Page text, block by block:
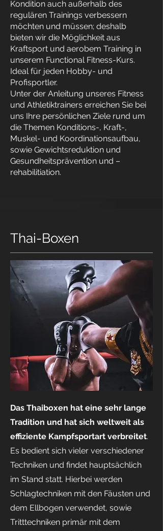
Kondition auch außerhalb des
regulären Trainings verbessern
möchten und müssen; deshalb
bieten wir die Möglichkeit aus
Kraftsport und aerobem Training in
unserem Functional Fitness-Kurs.
Ideal für jeden Hobby- und
Profisportler.
Unter der Anleitung unseres Fitness
und Athletiktrainers erreichen Sie bei
uns Ihre persönlichen Ziele rund um
die Themen Konditions-, Kraft-,
Muskel- und Koordinationsaufbau,
sowie Gewichtsreduktion und
Gesundheitsprävention und –
rehabilitiation.
Thai-Boxen
Das Thaiboxen hat eine sehr lange
Tradition und hat sich weltweit als
effiziente Kampfsportart verbreitet.
Es bedient sich vieler verschiedener
Techniken und findet hauptsächlich
im Stand statt. Hierbei werden
Schlagtechniken mit den Fäusten und
dem Ellbogen verwendet, sowie
Tritttechniken primär mit dem